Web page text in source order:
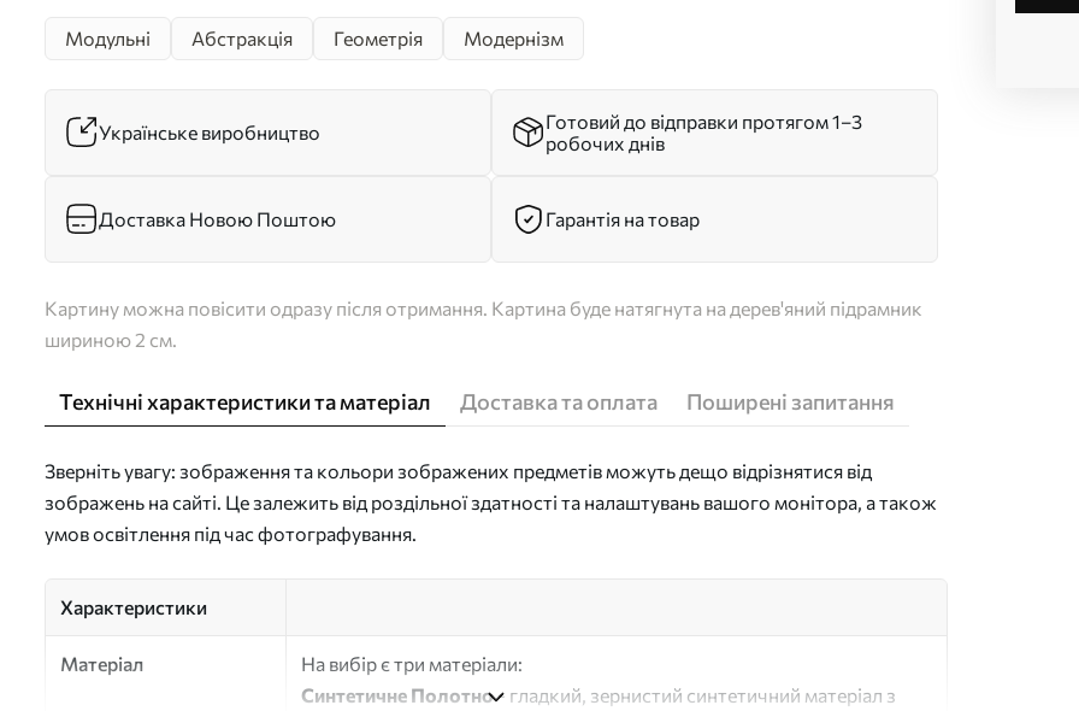
Модульні Абстракція Геометрія Модернізм
Українське виробництво
Готовий до відправки протягом 1–3
робочих днів
Доставка Новою Поштою Гарантія на товар
Картину можна повісити одразу після отримання. Картина буде натягнута на дерев'яний підрамник
шириною 2 см.
Технічні характеристики та матеріал Доставка та оплата Поширені запитання
Зверніть увагу: зображення та кольори зображених предметів можуть дещо відрізнятися від
зображень на сайті. Це залежить від роздільної здатності та налаштувань вашого монітора, а також
умов освітлення під час фотографування.
Характеристики
Матеріал
На вибір є три матеріали:
Синтетичне Полотно- гладкий, зернистий синтетичний матеріал з